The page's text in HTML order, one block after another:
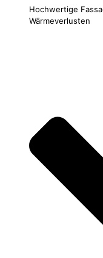
Hochwertige
Wärmeverlusten